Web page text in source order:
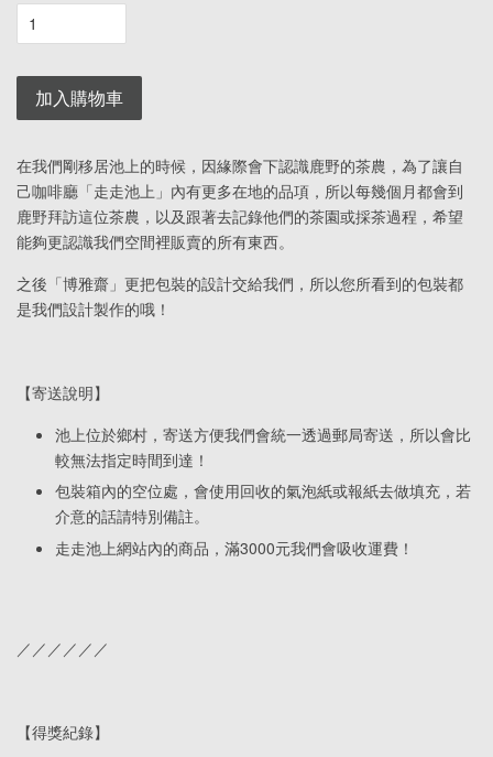
加入購物車
在我們剛移居池上的時候，因緣際會下認識鹿野的茶農，為了讓自
己咖啡廳「走走池上」內有更多在地的品項，所以每幾個月都會到
鹿野拜訪這位茶農，以及跟著去記錄他們的茶園或採茶過程，希望
能夠更認識我們空間裡販賣的所有東西。
之後「博雅齋」更把包裝的設計交給我們，所以您所看到的包裝都
是我們設計製作的哦！
【寄送說明】
池上位於鄉村，寄送方便我們會統一透過郵局寄送，所以會比
較無法指定時間到達！
包裝箱內的空位處，會使用回收的氣泡紙或報紙去做填充，若
介意的話請特別備註。
走走池上網站內的商品，滿3000元我們會吸收運費！
／／／／／／
【得獎紀錄】